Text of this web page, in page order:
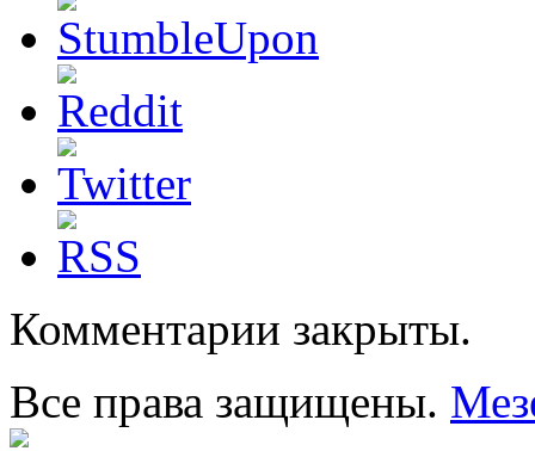
Комментарии закрыты.
Все права защищены.